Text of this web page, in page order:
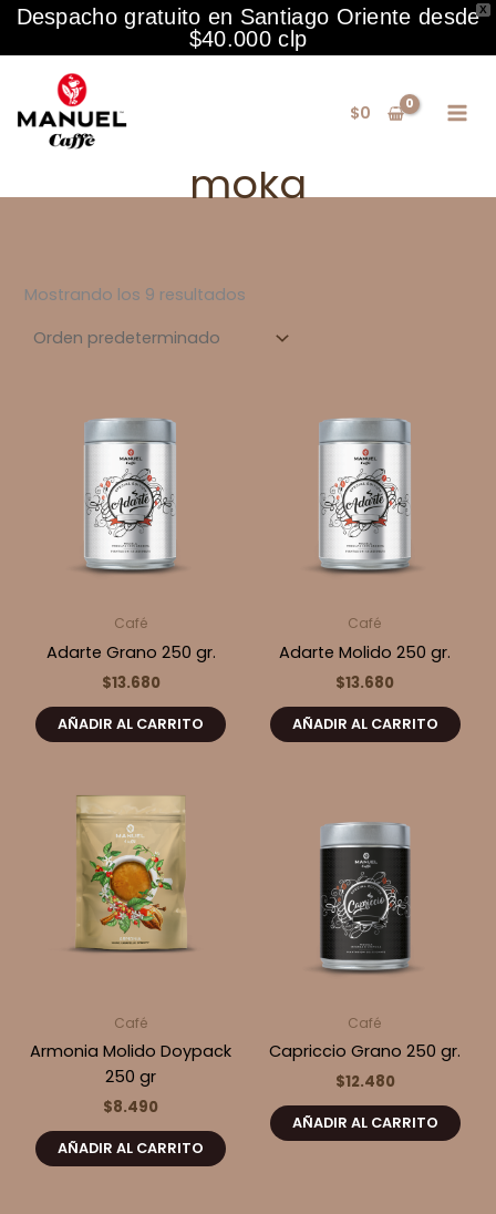
X
Despacho gratuito en Santiago Oriente desde
$40.000 clp
contenido
$0
moka
Mostrando los 9 resultados
Café
Adarte Grano 250 gr.
$13.680
AÑADIR AL CARRITO
Café
Adarte Molido 250 gr.
$13.680
AÑADIR AL CARRITO
Café
Armonia Molido Doypack
250 gr
$8.490
AÑADIR AL CARRITO
Café
Capriccio Grano 250 gr.
$12.480
AÑADIR AL CARRITO